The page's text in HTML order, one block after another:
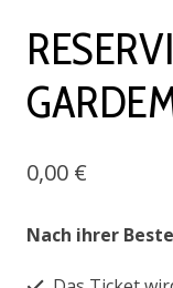
0,00 €
Nach ihrer